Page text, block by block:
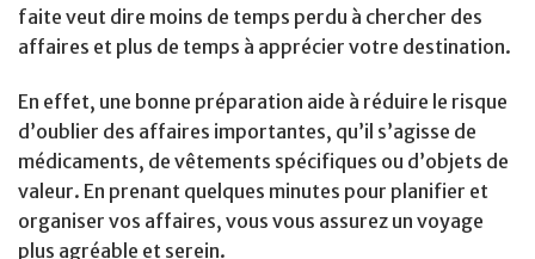
faite veut dire moins de temps perdu à chercher des
affaires et plus de temps à apprécier votre destination.
En effet, une bonne préparation aide à réduire le risque
d’oublier des affaires importantes, qu’il s’agisse de
médicaments, de vêtements spécifiques ou d’objets de
valeur. En prenant quelques minutes pour planifier et
organiser vos affaires, vous vous assurez un voyage
plus agréable et serein.